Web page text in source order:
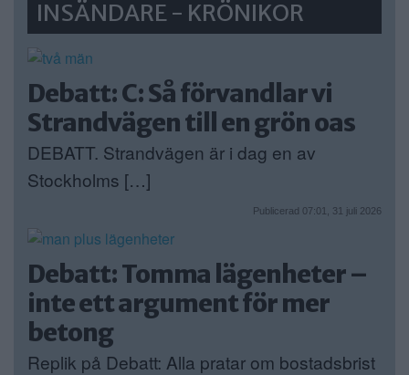
INSÄNDARE - KRÖNIKOR
Debatt: C: Så förvandlar vi
Strandvägen till en grön oas
DEBATT. Strandvägen är i dag en av
Stockholms […]
Publicerad 07:01, 31 juli 2026
Debatt: Tomma lägenheter –
inte ett argument för mer
betong
Replik på Debatt: Alla pratar om bostadsbrist